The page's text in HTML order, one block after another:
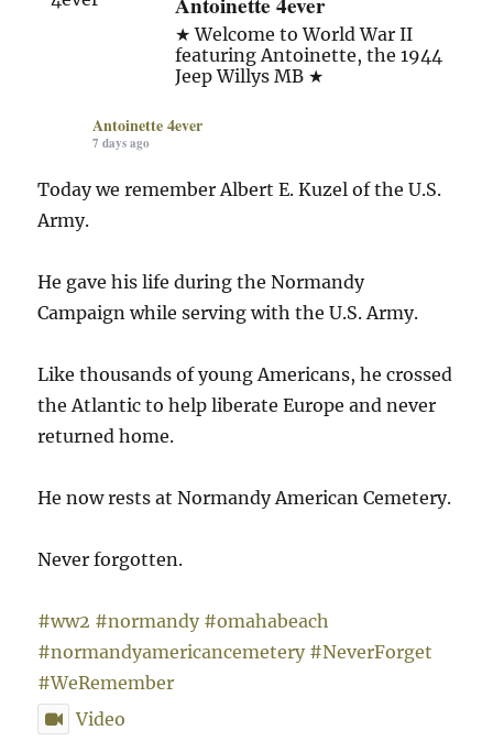
★ Welcome to World War II
featuring Antoinette, the 1944
Jeep Willys MB ★
Antoinette 4ever
7 days ago
Today we remember Albert E. Kuzel of the U.S.
Army.
He gave his life during the Normandy
Campaign while serving with the U.S. Army.
Like thousands of young Americans, he crossed
the Atlantic to help liberate Europe and never
returned home.
He now rests at Normandy American Cemetery.
Never forgotten.
#ww2 #normandy #omahabeach
#normandyamericancemetery #NeverForget
#WeRemember
Video